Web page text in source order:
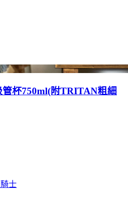
杯750ml(附TRITAN粗細
士